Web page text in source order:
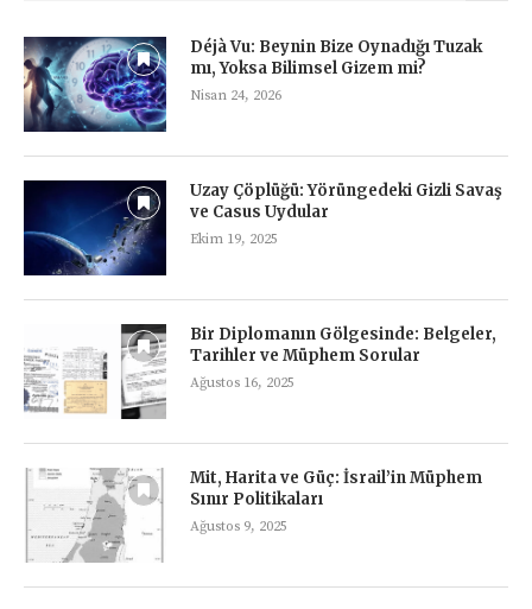
Déjà Vu: Beynin Bize Oynadığı Tuzak
mı, Yoksa Bilimsel Gizem mi?
Nisan 24, 2026
Uzay Çöplüğü: Yörüngedeki Gizli Savaş
ve Casus Uydular
Ekim 19, 2025
Bir Diplomanın Gölgesinde: Belgeler,
Tarihler ve Müphem Sorular
Ağustos 16, 2025
Mit, Harita ve Güç: İsrail’in Müphem
Sınır Politikaları
Ağustos 9, 2025